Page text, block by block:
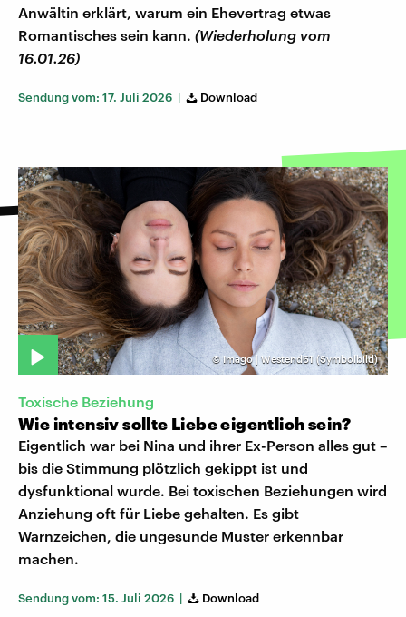
Anwältin erklärt, warum ein Ehevertrag etwas
Romantisches sein kann. (Wiederholung vom
16.01.26)
Sendung vom: 17. Juli 2026 | Download
© Imago | Westend61 (Symbolbild)
Toxische Beziehung
Wie intensiv sollte Liebe eigentlich sein?
Eigentlich war bei Nina und ihrer Ex-Person alles gut –
bis die Stimmung plötzlich gekippt ist und
dysfunktional wurde. Bei toxischen Beziehungen wird
Anziehung oft für Liebe gehalten. Es gibt
Warnzeichen, die ungesunde Muster erkennbar
machen.
Sendung vom: 15. Juli 2026 | Download